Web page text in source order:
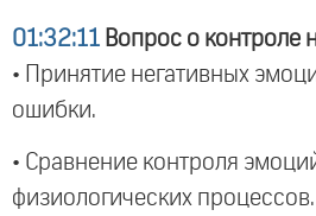
01:32:11 Вопрос о контроле
• Принятие негативных
ошибки.
• Сравнение контроля
физиологических процессов.